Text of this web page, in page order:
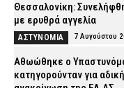
Θεσσαλονίκη:
με ερυθρά αγγελία
ΑΣΤΥΝΟΜΙΑ 7 Αυγούστου
Αθωώθηκε ο
κατηγορούνταν για